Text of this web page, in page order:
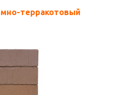
терракотовый